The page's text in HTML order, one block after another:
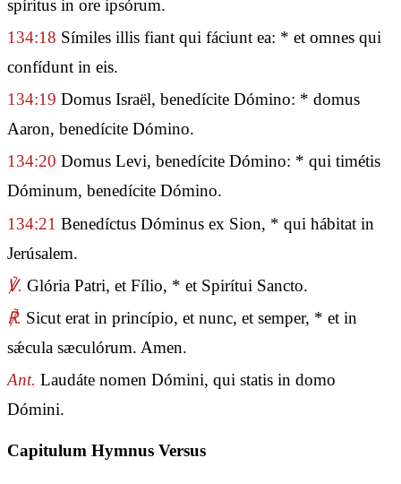
spíritus in ore ipsórum.
134:18 Símiles illis fiant qui fáciunt ea: * et omnes qui
confídunt in eis.
134:19 Domus Israël, benedícite Dómino: * domus
Aaron, benedícite Dómino.
134:20 Domus Levi, benedícite Dómino: * qui timétis
Dóminum, benedícite Dómino.
134:21 Benedíctus Dóminus ex Sion, * qui hábitat in
Jerúsalem.
℣. Glória Patri, et Fílio, * et Spirítui Sancto.
℟. Sicut erat in princípio, et nunc, et semper, * et in
sǽcula sæculórum. Amen.
Ant. Laudáte nomen Dómini, qui statis in domo
Dómini.
Capitulum Hymnus Versus